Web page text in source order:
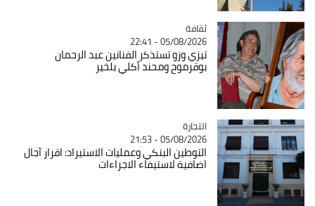
Catégorie
ثقافة
05/08/2026 - 22:41
تيزي وزو تستذكر الفنانين عبد الرحمان
بوقرموح ومحند أكلي بلخير
Catégorie
التجارة
05/08/2026 - 21:53
التوطين البنكي وعمليات الاستيراد: اقرار آجال
اضافية لاستيفاء الاجراءات